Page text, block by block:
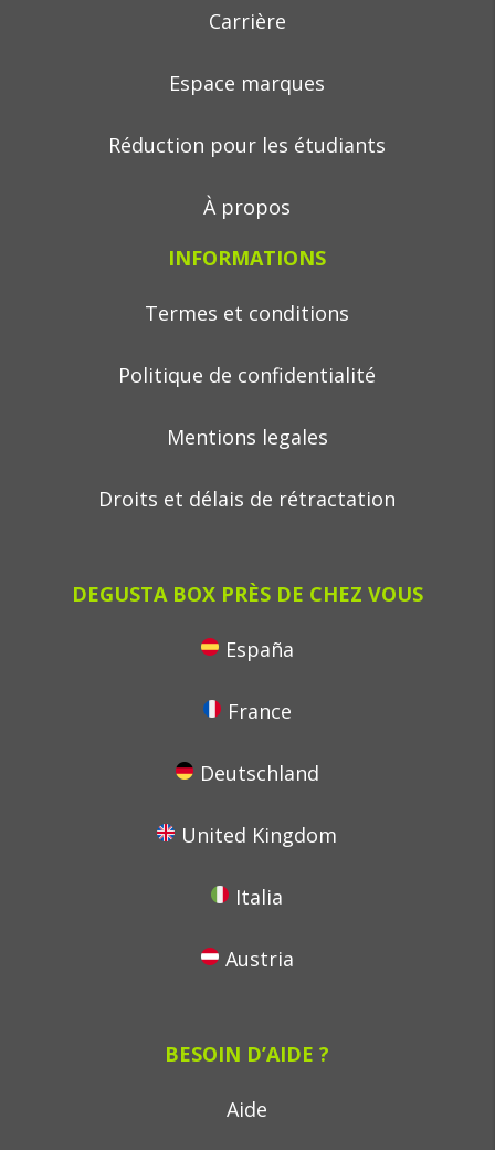
Carrière
Espace marques
Réduction pour les étudiants
À propos
INFORMATIONS
Termes et conditions
Politique de confidentialité
Mentions legales
Droits et délais de rétractation
DEGUSTA BOX PRÈS DE CHEZ VOUS
España
France
Deutschland
United Kingdom
Italia
Austria
BESOIN D’AIDE ?
Aide